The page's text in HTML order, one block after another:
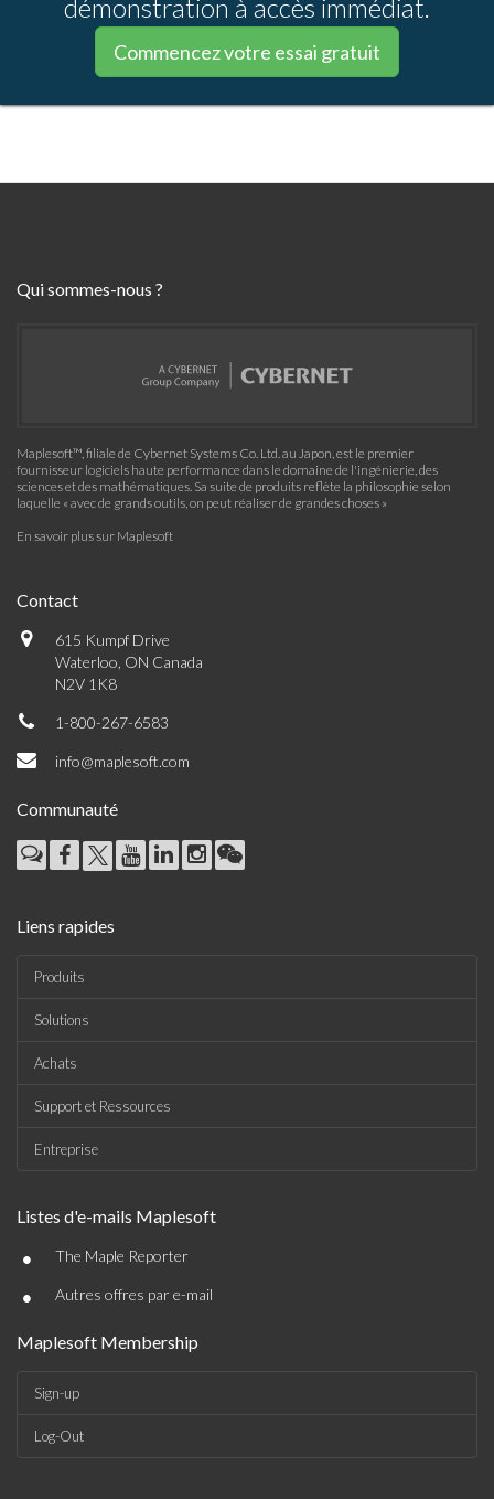
démonstration à accès immédiat.
Commencez votre essai gratuit
Qui sommes-nous ?
Maplesoft™, filiale de Cybernet Systems Co. Ltd. au Japon, est le premier
fournisseur logiciels haute performance dans le domaine de l'ingénierie, des
sciences et des mathématiques. Sa suite de produits reflète la philosophie selon
laquelle « avec de grands outils, on peut réaliser de grandes choses »
En savoir plus sur Maplesoft
Contact
615 Kumpf Drive
Waterloo, ON Canada
N2V 1K8
1-800-267-6583
info@maplesoft.com
Communauté
Liens rapides
Produits
Solutions
Achats
Support et Ressources
Entreprise
Listes d'e-mails Maplesoft
• The Maple Reporter
• Autres offres par e-mail
Maplesoft Membership
Sign-up
Log-Out